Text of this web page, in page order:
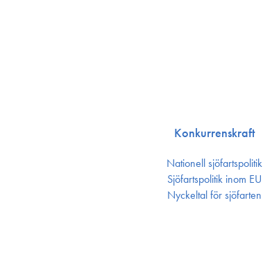
Konkurrenskraft
Nationell sjöfartspolitik
Sjöfarts­politik inom EU
Nyckeltal för sjöfarten